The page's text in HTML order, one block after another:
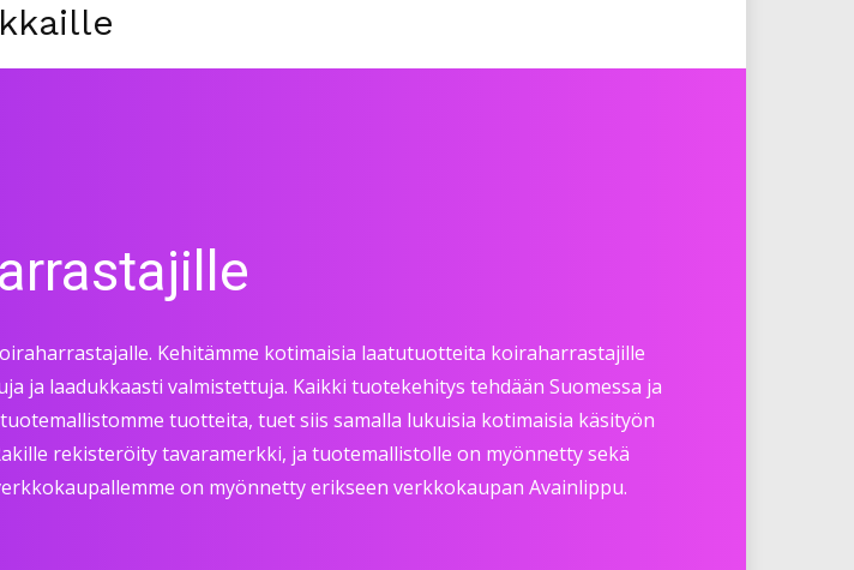
Kehitämme kotimaisia laatutuotteita koiraharrastajille
ja laadukkaasti valmistettuja. Kaikki tuotekehitys tehdään Suomessa ja
tuotteita, tuet siis samalla lukuisia kotimaisia käsityön
rekisteröity tavaramerkki, ja tuotemallistolle on myönnetty sekä
on myönnetty erikseen verkkokaupan Avainlippu.